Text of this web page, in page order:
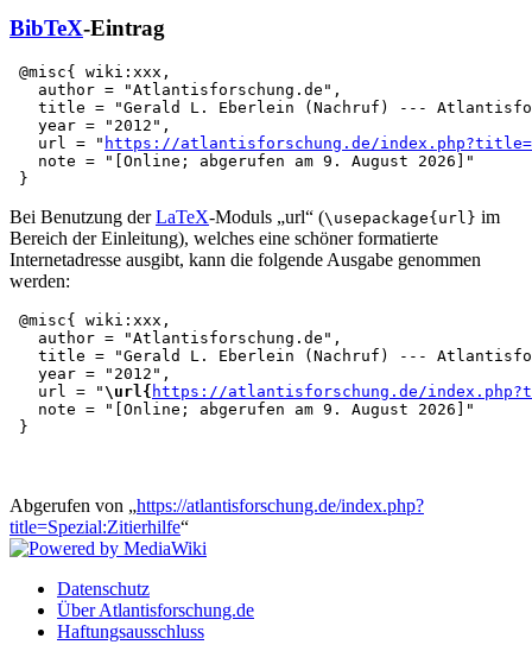
BibTeX-Eintrag
@misc{ wiki:xxx,
   author = "Atlantisforschung.de",
title = "Gerald L. Eberlein (Nachruf) ---
   year = "2012",
   url = "
https://atlantisforschung.de/
   note = "[Online; abgerufen am 9. August 2026]"
Bei Benutzung derLaTeX-Moduls „url“ (\usepackage{url} im
Bereich der Einleitung), welches eine schöner formatierte
Internetadresse ausgibt, kann die folgende Ausgabe genommen
werden:
@misc{ wiki:xxx,
   author = "Atlantisforschung.de",
title = "Gerald L. Eberlein (Nachruf) ---
   year = "2012",
   url = "
\url{ https://atlantisforschung.de/
   note = "[Online; abgerufen am 9. August 2026]"
Abgerufen von „https://atlantisforschung.de/index.php?
title=Spezial:Zitierhilfe“
Datenschutz
Über Atlantisforschung.de
Haftungsausschluss